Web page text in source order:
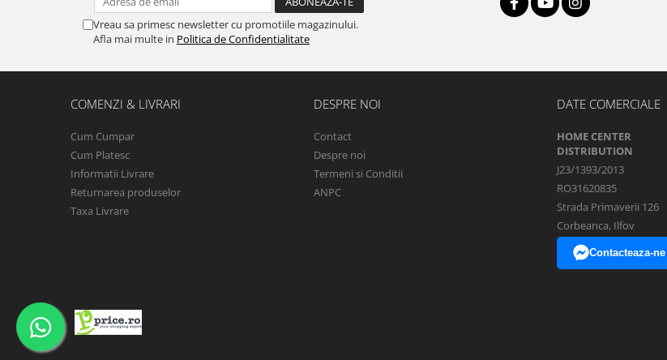
Vreau sa primesc newsletter cu promotiile magazinului.
Afla mai multe in Politica de Confidentialitate
COMENZI & LIVRARI
Cum Cumpar
Cum Platesc
Informatii Livrare
Returnarea produselor
Taxa Livrare
DESPRE NOI
Contact
Despre noi
Termeni si Conditii
ANPC
DATE COMERCIALE
HOME CENTER
DISTRIBUTION
J23/1393/2013
RO31620835
Strada Primaverii 126
Corbeanca, Ilfov
Contacteaza-ne